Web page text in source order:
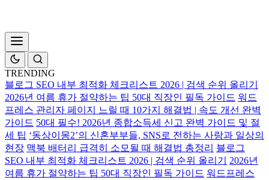
TRENDING
블로그 SEO 내부 최적화 체크리스트 2026 | 검색 순위 올리기
2026년 여름 휴가 절약하는 팁 50대 직장인 필독 가이드 워드
프레스 관리자 페이지 느릴 때 10가지 해결법 | 속도 개선 완벽
가이드 50대 필수! 2026년 종합소득세 신고 완벽 가이드 및 절
세 팁 ‘동상이몽2’의 신혼부부들, SNS로 전하는 사랑과 일상의
현장 맥북 배터리 급격히 소모될 때 해결법 총정리 블로그
SEO 내부 최적화 체크리스트 2026 | 검색 순위 올리기
2026년
여름 휴가 절약하는 팁 50대 직장인 필독 가이드 워드프레스